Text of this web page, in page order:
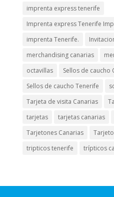
imprenta express tenerife
Imprenta express Tenerife
imprenta Tenerife.
merchandising canarias
octavillas
Sellos de caucho
Sellos de caucho Tenerife
Tarjeta de visita Canarias
tarjetas
tarjetas canarias
Tarjetones Canarias
tripticos tenerife
trípticos